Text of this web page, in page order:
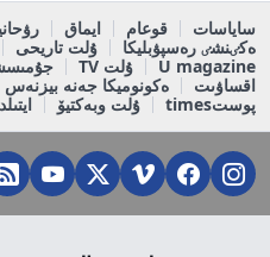
ساياسات قوعام ايماق
ەكٸنشٸ رەسپۋبليكا
ۇلت تاريحى
U magazine
ۇلت TV
اقساۋىت
ەكونوميكا جەنە بيزنەس
پوستtimes
ۇلت وبەكتيۆ